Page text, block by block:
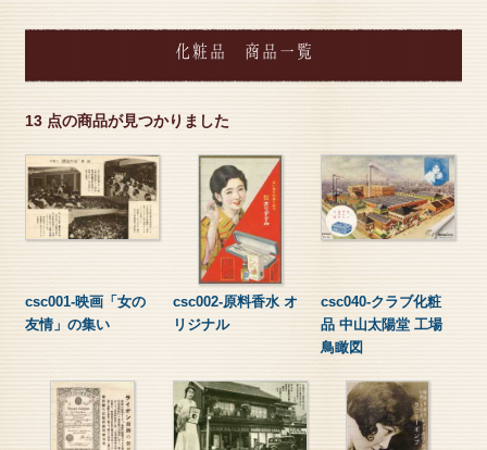
化粧品 商品一覧
13 点の商品が見つかりました
csc001-映画「女の
友情」の集い
csc002-原料香水 オ
リジナル
csc040-クラブ化粧
品 中山太陽堂 工場
鳥瞰図